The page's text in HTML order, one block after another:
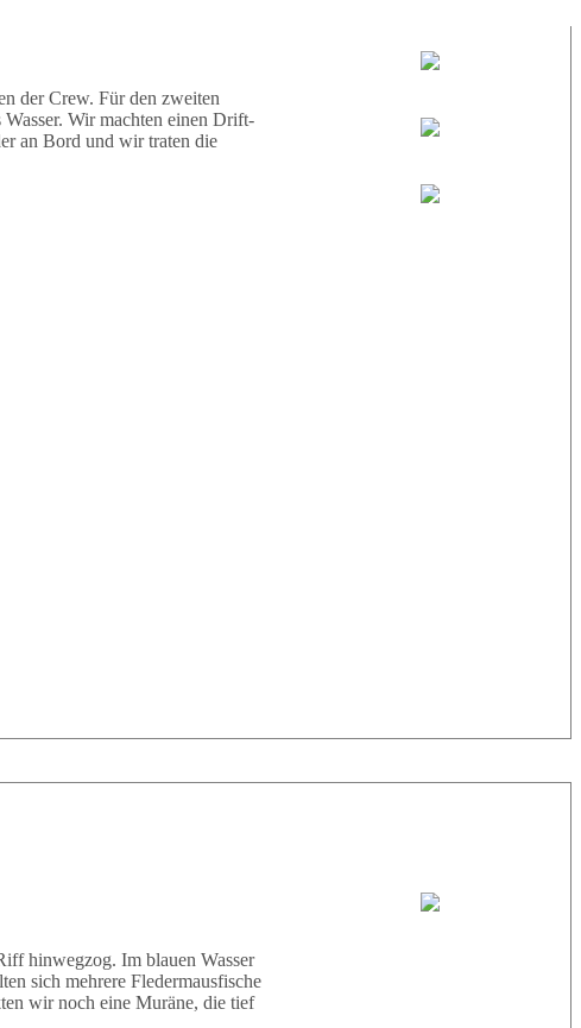
und eine Schildkröte.
der Crew. Für den zweiten
Wir machten einen Drift-
an Bord und wir traten die
hinwegzog. Im blauen Wasser
sich mehrere Fledermausfische
wir noch eine Muräne, die tief